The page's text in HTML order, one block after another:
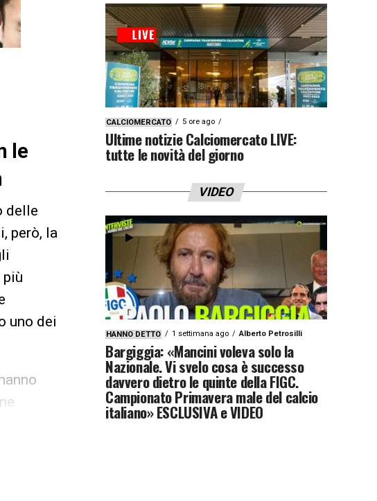
le
delle
però, la
uno dei
CALCIOMERCATO 5 ore ago
Ultime notizie Calciomercato LIVE:
tutte le novità del giorno
VIDEO
HANNO DETTO 1 settimana ago Alberto Petrosilli
Bargiggia: «Mancini voleva solo la
Nazionale. Vi svelo cosa è successo
davvero dietro le quinte della FIGC.
Campionato Primavera male del calcio
italiano» ESCLUSIVA e VIDEO